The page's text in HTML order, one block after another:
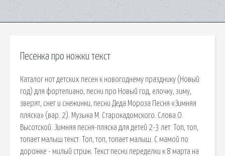
Песенка про ножки текст
Каталог нот детских песен к новогоднему празднику (Новый
год) для фортепиано, песни про Новый год, елочку, зиму,
зверят, снег и снежинки, песни Деда Мороза Песня «Зимняя
пляска» (вар. 2). Музыка М. Старокадомского. Слова О.
Высотской. Зимняя песня-пляска для детей 2-3 лет. Топ, топ,
топает малыш текст. Топ, топ, топает малыш. С мамой по
дорожке - милый стриж. Текст песни переделки к 8 марта на